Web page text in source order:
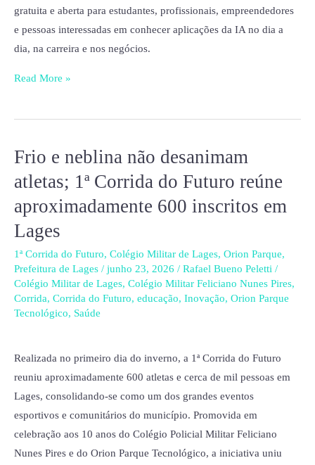
gratuita e aberta para estudantes, profissionais, empreendedores
e pessoas interessadas em conhecer aplicações da IA no dia a
dia, na carreira e nos negócios.
Read More »
Frio e neblina não desanimam
atletas; 1ª Corrida do Futuro reúne
aproximadamente 600 inscritos em
Lages
1ª Corrida do Futuro, Colégio Militar de Lages, Orion Parque,
Prefeitura de Lages / junho 23, 2026 / Rafael Bueno Peletti /
Colégio Militar de Lages, Colégio Militar Feliciano Nunes Pires,
Corrida, Corrida do Futuro, educação, Inovação, Orion Parque
Tecnológico, Saúde
Realizada no primeiro dia do inverno, a 1ª Corrida do Futuro
reuniu aproximadamente 600 atletas e cerca de mil pessoas em
Lages, consolidando-se como um dos grandes eventos
esportivos e comunitários do município. Promovida em
celebração aos 10 anos do Colégio Policial Militar Feliciano
Nunes Pires e do Orion Parque Tecnológico, a iniciativa uniu
Frio
neblina
não
desanimam
atletas;
1ª
Corrida
do
aproximadamente
600
inscritos
em
Lages